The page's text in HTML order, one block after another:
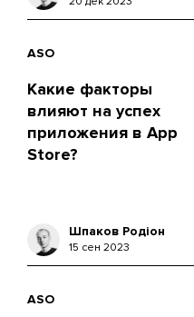
ASO
Какие факторы
влияют на успех
приложения в App
Store?
Шпаков Родіон
15 сен 2023
ASO